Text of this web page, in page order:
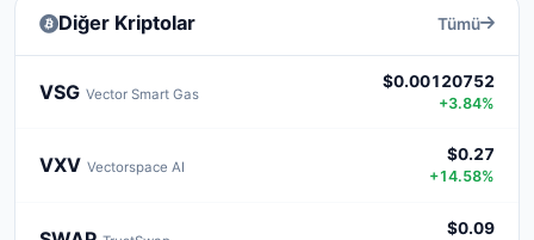
Diğer Kriptolar Tümü
VSG Vector Smart Gas
$0.00120752
+3.84%
VXV Vectorspace AI
$0.27
+14.58%
$0.09